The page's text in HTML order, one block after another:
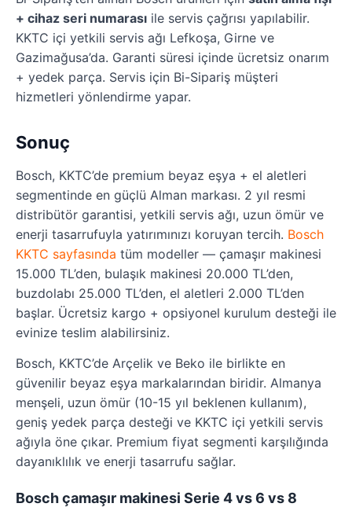
+ cihaz seri numarası ile servis çağrısı yapılabilir.
KKTC içi yetkili servis ağı Lefkoşa, Girne ve
Gazimağusa’da. Garanti süresi içinde ücretsiz onarım
+ yedek parça. Servis için Bi-Sipariş müşteri
hizmetleri yönlendirme yapar.
Sonuç
Bosch, KKTC’de premium beyaz eşya + el aletleri
segmentinde en güçlü Alman markası. 2 yıl resmi
distribütör garantisi, yetkili servis ağı, uzun ömür ve
enerji tasarrufuyla yatırımınızı koruyan tercih. Bosch
KKTC sayfasında tüm modeller — çamaşır makinesi
15.000 TL’den, bulaşık makinesi 20.000 TL’den,
buzdolabı 25.000 TL’den, el aletleri 2.000 TL’den
başlar. Ücretsiz kargo + opsiyonel kurulum desteği ile
evinize teslim alabilirsiniz.
Bosch, KKTC’de Arçelik ve Beko ile birlikte en
güvenilir beyaz eşya markalarından biridir. Almanya
menşeli, uzun ömür (10-15 yıl beklenen kullanım),
geniş yedek parça desteği ve KKTC içi yetkili servis
ağıyla öne çıkar. Premium fiyat segmenti karşılığında
dayanıklılık ve enerji tasarrufu sağlar.
Bosch çamaşır makinesi Serie 4 vs 6 vs 8